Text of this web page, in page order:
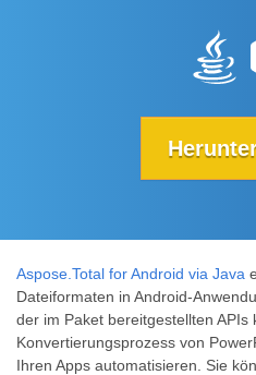
Aspose.Total for Android via Java
Dateiformaten in Android-
der im Paket bereitgestellten APIs
Konvertierungsprozess von
Ihren Apps automatisieren. Sie